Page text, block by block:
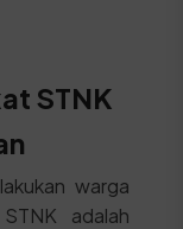
STNK
warga
adalah